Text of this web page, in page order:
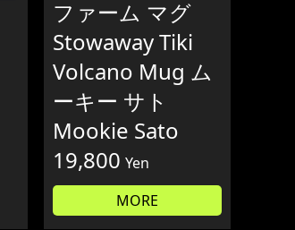
ファーム マグ
Stowaway Tiki
Volcano Mug ム
ーキー サト
Mookie Sato
19,800 Yen
MORE